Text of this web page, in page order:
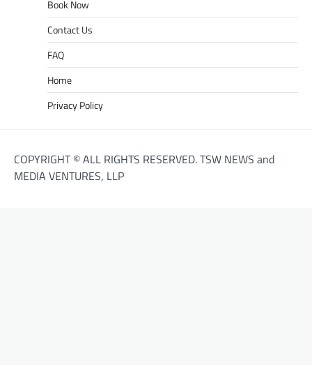
Book Now
Contact Us
FAQ
Home
Privacy Policy
COPYRIGHT © ALL RIGHTS RESERVED. TSW NEWS and
MEDIA VENTURES, LLP